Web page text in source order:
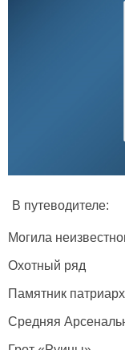
В путеводителе:
Могила
Охотный ряд
Памятник
Средняя